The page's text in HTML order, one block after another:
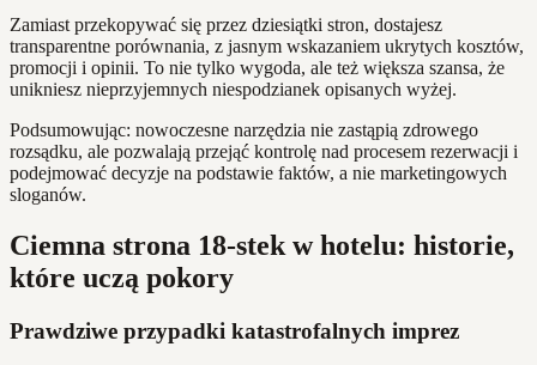
Zamiast przekopywać się przez dziesiątki stron, dostajesz
transparentne porównania, z jasnym wskazaniem ukrytych kosztów,
promocji i opinii. To nie tylko wygoda, ale też większa szansa, że
unikniesz nieprzyjemnych niespodzianek opisanych wyżej.
Podsumowując: nowoczesne narzędzia nie zastąpią zdrowego
rozsądku, ale pozwalają przejąć kontrolę nad procesem rezerwacji i
podejmować decyzje na podstawie faktów, a nie marketingowych
sloganów.
Ciemna strona 18-stek w hotelu: historie,
które uczą pokory
Prawdziwe przypadki katastrofalnych imprez